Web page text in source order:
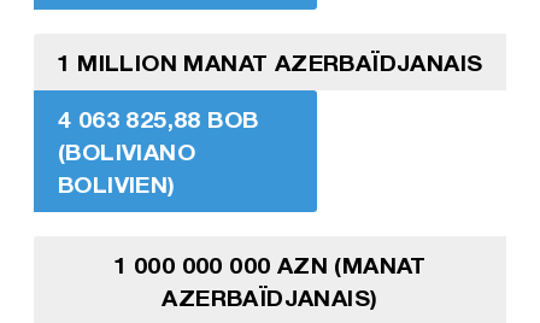
1 MILLION MANAT AZERBAÏDJANAIS
4 063 825,88 BOB
(BOLIVIANO
BOLIVIEN)
1 000 000 000 AZN (MANAT
AZERBAÏDJANAIS)